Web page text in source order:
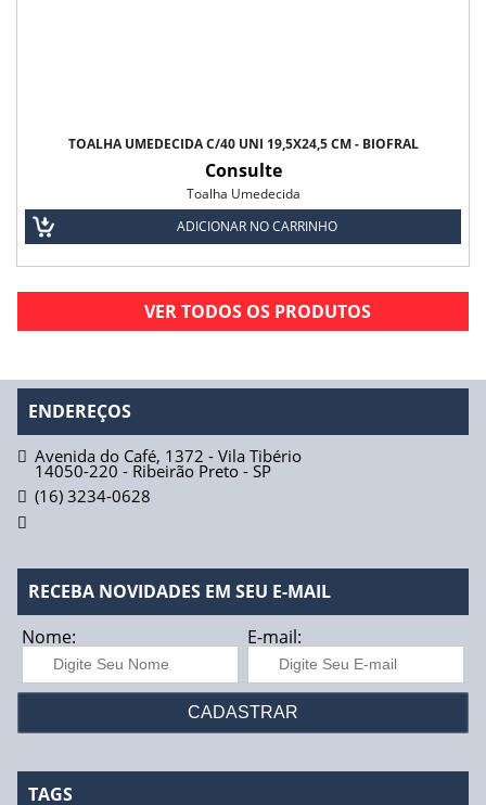
TOALHA UMEDECIDA C/40 UNI 19,5X24,5 CM - BIOFRAL
Consulte
Toalha Umedecida
ADICIONAR NO CARRINHO
VER TODOS OS PRODUTOS
ENDEREÇOS
Avenida do Café, 1372 - Vila Tibério
14050-220 - Ribeirão Preto -SP
(16) 3234-0628
RECEBA NOVIDADES EM SEU E-MAIL
Nome:
E-mail:
TAGS